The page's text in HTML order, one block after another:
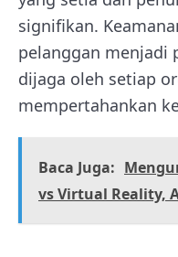
signifikan.
pelanggan menjadi
dijaga oleh setiap
mempertahankan
Baca Juga:
vs Virtual Reality,